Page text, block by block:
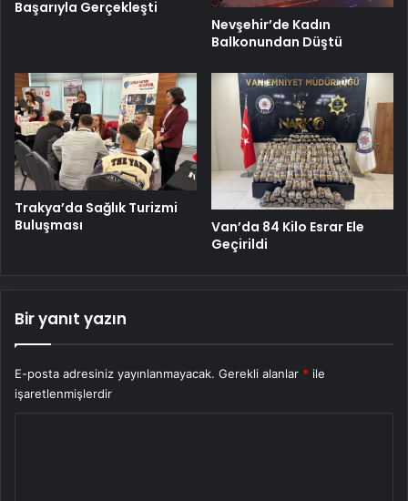
Başarıyla Gerçekleşti
Nevşehir’de Kadın
Balkonundan Düştü
Trakya’da Sağlık Turizmi
Buluşması
Van’da 84 Kilo Esrar Ele
Geçirildi
Bir yanıt yazın
E-posta adresiniz yayınlanmayacak. Gerekli alanlar * ile
işaretlenmişlerdir